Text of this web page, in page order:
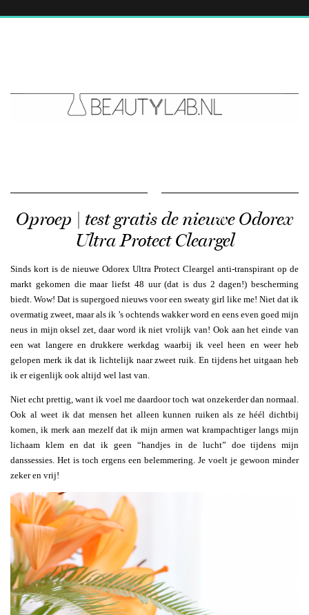
Oproep | test gratis de nieuwe Odorex
Ultra Protect Cleargel
Sinds kort is de nieuwe Odorex Ultra Protect Cleargel anti-transpirant op de
markt gekomen die maar liefst 48 uur (dat is dus 2 dagen!) bescherming
biedt. Wow! Dat is supergoed nieuws voor een sweaty girl like me! Niet dat ik
overmatig zweet, maar als ik ’s ochtends wakker word en eens even goed mijn
neus in mijn oksel zet, daar word ik niet vrolijk van! Ook aan het einde van
een wat langere en drukkere werkdag waarbij ik veel heen en weer heb
gelopen merk ik dat ik lichtelijk naar zweet ruik. En tijdens het uitgaan heb
ik er eigenlijk ook altijd wel last van.
Niet echt prettig, want ik voel me daardoor toch wat onzekerder dan normaal.
Ook al weet ik dat mensen het alleen kunnen ruiken als ze héél dichtbij
komen, ik merk aan mezelf dat ik mijn armen wat krampachtiger langs mijn
lichaam klem en dat ik geen “handjes in de lucht” doe tijdens mijn
danssessies. Het is toch ergens een belemmering. Je voelt je gewoon minder
zeker en vrij!